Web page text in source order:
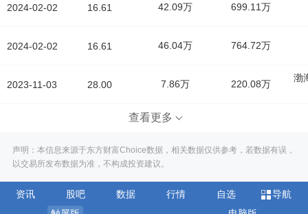
2024-02-02
2024-02-02
2023-11-03
16.61 42.09万 699.11万
16.61 46.04万 764.72万
28.00 7.86万 220.08万
渤
查看更多
声明：本信息来源于东方财富Choice数据，相关数据仅供参考，若数据有误，
以交易所发布数据为准，不构成投资建议。
资讯 股吧 数据 行情 自选
导航